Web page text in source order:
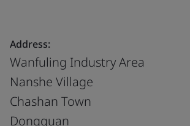
Address:
Wanfuling Industry Area
Nanshe Village
Chashan Town
Dongguan